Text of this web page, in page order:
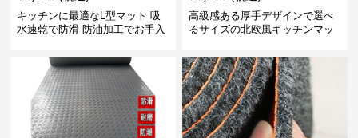
キッチンに最適なL型マット 吸
水速乾で防滑 防油加工でお手入
高級感ある厚手デザインで選べ
るサイズの北欧風キッチンマッ